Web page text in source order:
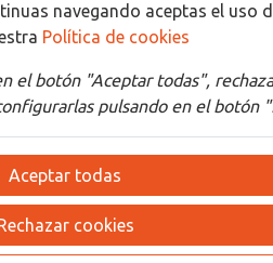
navegando aceptas el uso
Política de cookies
el botón "Aceptar todas",
pulsando en el botón
Aceptar todas
cookies